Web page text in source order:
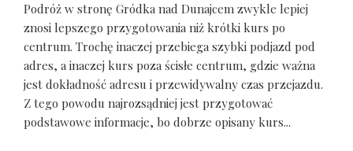
Podróż w stronę Gródka nad Dunajcem zwykle lepiej
znosi lepszego przygotowania niż krótki kurs po
centrum. Trochę inaczej przebiega szybki podjazd pod
adres, a inaczej kurs poza ścisłe centrum, gdzie ważna
jest dokładność adresu i przewidywalny czas przejazdu.
Z tego powodu najrozsądniej jest przygotować
podstawowe informacje, bo dobrze opisany kurs...